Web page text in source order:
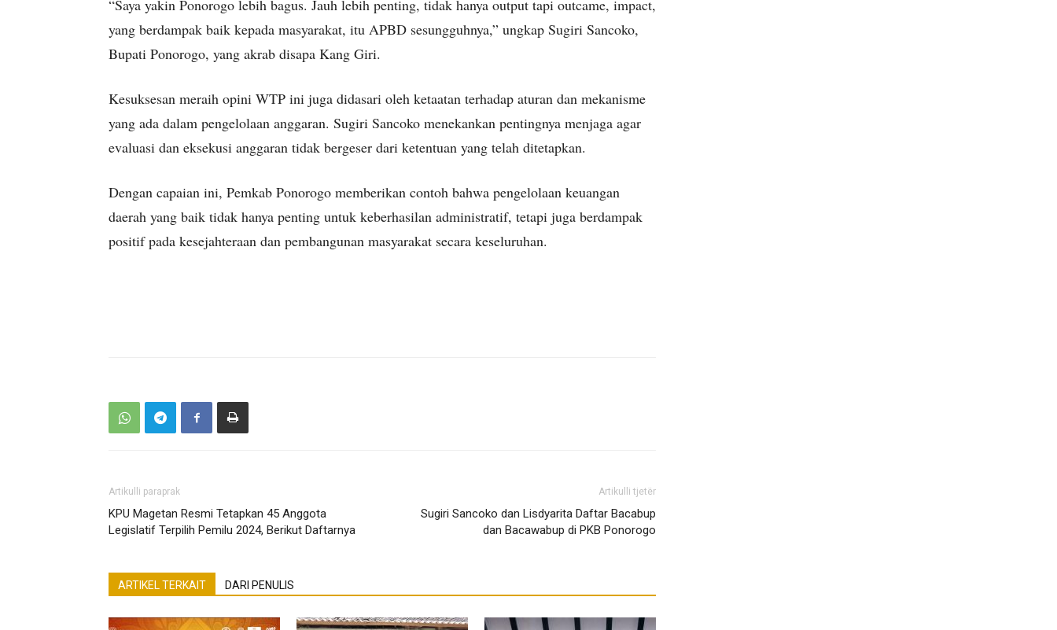
“Saya yakin Ponorogo lebih bagus. Jauh lebih penting, tidak hanya output tapi outcame, impact,
yang berdampak baik kepada masyarakat, itu APBD sesungguhnya,” ungkap Sugiri Sancoko,
Bupati Ponorogo, yang akrab disapa Kang Giri.
Kesuksesan meraih opini WTP ini juga didasari oleh ketaatan terhadap aturan dan mekanisme
yang ada dalam pengelolaan anggaran. Sugiri Sancoko menekankan pentingnya menjaga agar
evaluasi dan eksekusi anggaran tidak bergeser dari ketentuan yang telah ditetapkan.
Dengan capaian ini, Pemkab Ponorogo memberikan contoh bahwa pengelolaan keuangan
daerah yang baik tidak hanya penting untuk keberhasilan administratif, tetapi juga berdampak
positif pada kesejahteraan dan pembangunan masyarakat secara keseluruhan.
Artikulli paraprak
KPU Magetan Resmi Tetapkan 45 Anggota
Legislatif Terpilih Pemilu 2024, Berikut Daftarnya
Artikulli tjetër
Sugiri Sancoko dan Lisdyarita Daftar Bacabup
dan Bacawabup di PKB Ponorogo
ARTIKEL TERKAIT DARI PENULIS